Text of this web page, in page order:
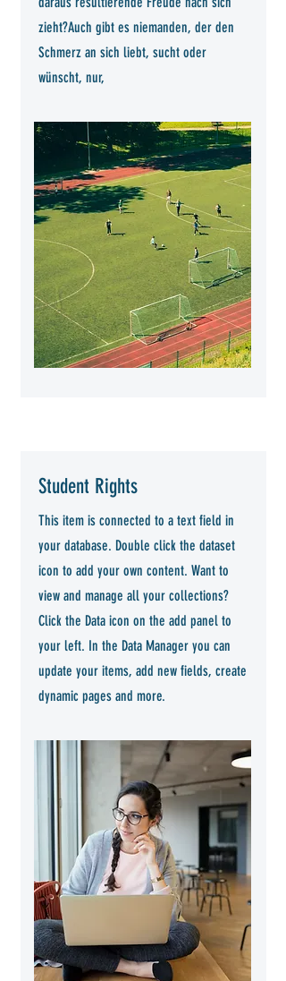
zieht?Auch gibt es niemanden, der den
Schmerz an sich liebt, sucht oder
wünscht, nur,
Student Rights
This item is connected to a text field in
your database. Double click the dataset
icon to add your own content. Want to
view and manage all your collections?
Click the Data icon on the add panel to
your left. In the Data Manager you can
update your items, add new fields, create
dynamic pages and more.